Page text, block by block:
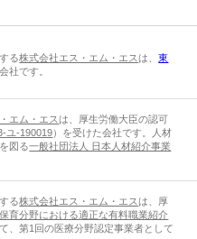
る株式会社エス・エム・エスは、東
社です。
エム・エスは、厚生労働大臣の認可
ユ-190019）を受けた会社です。人材
図る一般社団法人 日本人材紹介事業
る株式会社エス・エム・エスは、厚
育分野における適正な有料職業紹介
、第1回の医療分野認定事業者として